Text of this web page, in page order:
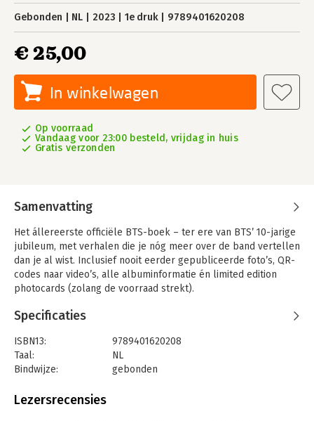
Gebonden NL 2023 1e druk 9789401620208
€ 25,00
In winkelwagen
Op voorraad
Vandaag voor 23:00 besteld, vrijdag in huis
Gratis verzonden
Samenvatting
Het állereerste officiële BTS-boek – ter ere van BTS’ 10-jarige
jubileum, met verhalen die je nóg meer over de band vertellen
dan je al wist. Inclusief nooit eerder gepubliceerde foto’s, QR-
codes naar video’s, alle albuminformatie én limited edition
photocards (zolang de voorraad strekt).
Lang nadat BTS op 13 juni 2013 voor het eerst als band de
wereld betrad, viert de groep nu, in juni 2023, het tienjarige
jubileum van hun debuut. Als iconische wereldberoemde
artiesten hebben ze inmiddels de top bereikt, en in deze
bijzondere periode blikken ze in hun eerste officiële boek
een stap te zetten op een pad dat niemand ooit eerder
Specificaties
ISBN13:
9789401620208
Taal:
NL
Bindwijze:
gebonden
Druk:
Lezersrecensies